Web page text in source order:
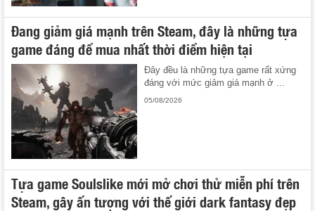
Đang giảm giá mạnh trên Steam, đây là những tựa
game đáng để mua nhất thời điểm hiện tại
Đây đều là những tựa game rất xứng
đáng với mức giảm giá mạnh ở ...
05/08/2026
Tựa game Soulslike mới mở chơi thử miễn phí trên
Steam, gây ấn tượng với thế giới dark fantasy đẹp